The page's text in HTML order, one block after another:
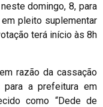
domingo, 8, para
pleito suplementar
terá início às 8h
razão da cassação
a prefeitura em
como “Dede de